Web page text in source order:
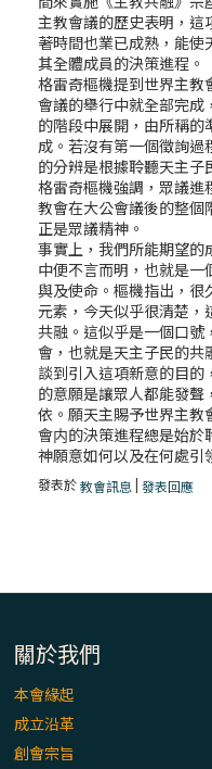
主教會議的歷史表明，
著時間也業已成熟，能
其全體成員的決策進程。
格雷奇樞機提到世界主教
會議的舉行中就全部完
的階段中展開，由所稱的
成。若沒有第一個徵詢過
的分辨是根據聆聽天主子
格雷奇樞機強調，眾議
教會在大公會議後的整
正是眾議精神。
事實上，我們所能期望的
中便不言而明，也就是
與及使命。樞機指出，
元素，今天似乎很清楚
共融。這似乎是一個口號
會，也就是天主子民的共
談到引入這項新意的目的
的意願是讓眾人都能發
依。願天主賜予世界主教
會内的決策進程總是始於
神願意如何以及在何處引
發表於教會訊息|發表回應
關於我們
本會緣起
成立沿革
創會宗旨